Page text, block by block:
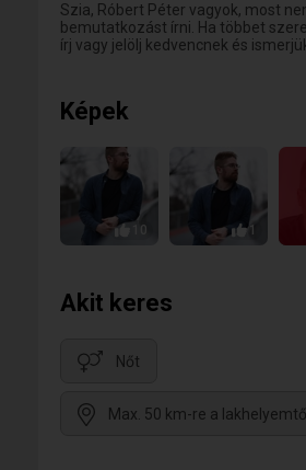
Szia, Róbert Péter vagyok, most
bemutatkozást írni. Ha többet
írj vagy jelölj kedvencnek és
Képek
10 1
Akit keres
Nőt
Max. 50 km-re a lakhelyemtől